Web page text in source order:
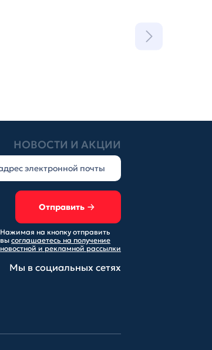
НОВОСТИ И АКЦИИ
Отправить
Нажимая на кнопку отправить
вы соглашаетесь на получение
новостной и рекламной рассылки
Мы в социальных сетях